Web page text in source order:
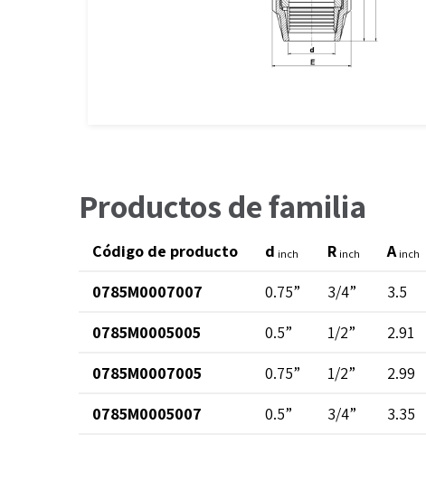
Productos de familia
Código de producto d inch R inch A inch
0785M0007007 0.75” 3/4” 3.5
0785M0005005
0.5” 1/2” 2.91
0785M0007005
0.75” 1/2” 2.99
0785M0005007
0.5” 3/4” 3.35